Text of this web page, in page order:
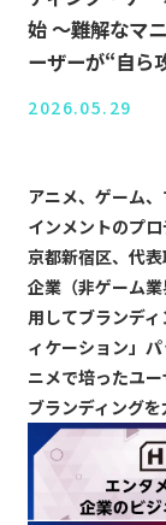
始 ～難解なマ
ーザーが“自ら
2026.05.29
アニメ、ゲーム
インメントのプ
京都新宿区、代
企業（非ゲーム
用してブランデ
ィケーション」
ニメで培ったユ
ブランディングを